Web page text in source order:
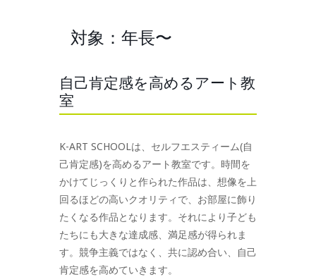
対象：年長〜
自己肯定感を高めるアート教
室
K-ART SCHOOLは、セルフエスティーム(自
己肯定感)を高めるアート教室です。時間を
かけてじっくりと作られた作品は、想像を上
回るほどの高いクオリティで、お部屋に飾り
たくなる作品となります。それにより子ども
たちにも大きな達成感、満足感が得られま
す。競争主義ではなく、共に認め合い、自己
肯定感を高めていきます。